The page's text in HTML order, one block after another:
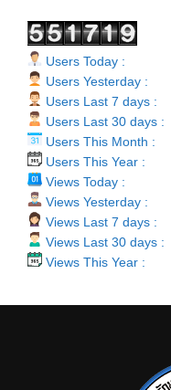
Users Today :
Users Yesterday :
Users Last 7 days :
Users Last 30 days :
Users This Month :
Users This Year :
Views Today :
Views Yesterday :
Views Last 7 days :
Views Last 30 days :
Views This Year :